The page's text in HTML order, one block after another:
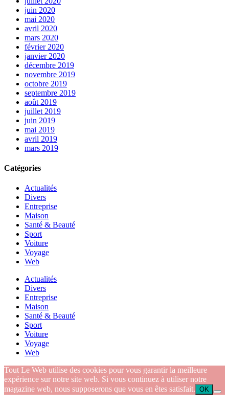
juin 2020
mai 2020
avril 2020
mars 2020
février 2020
janvier 2020
décembre 2019
novembre 2019
octobre 2019
septembre 2019
août 2019
juillet 2019
juin 2019
mai 2019
avril 2019
mars 2019
Catégories
Actualités
Divers
Entreprise
Maison
Santé & Beauté
Sport
Voiture
Voyage
Web
Actualités
Divers
Entreprise
Maison
Santé & Beauté
Sport
Voiture
Voyage
Web
Tout Le Web utilise des cookies pour vous garantir la meilleure
expérience sur notre site web. Si vous continuez à utiliser notre
magazine web, nous supposerons que vous en êtes satisfait. OK